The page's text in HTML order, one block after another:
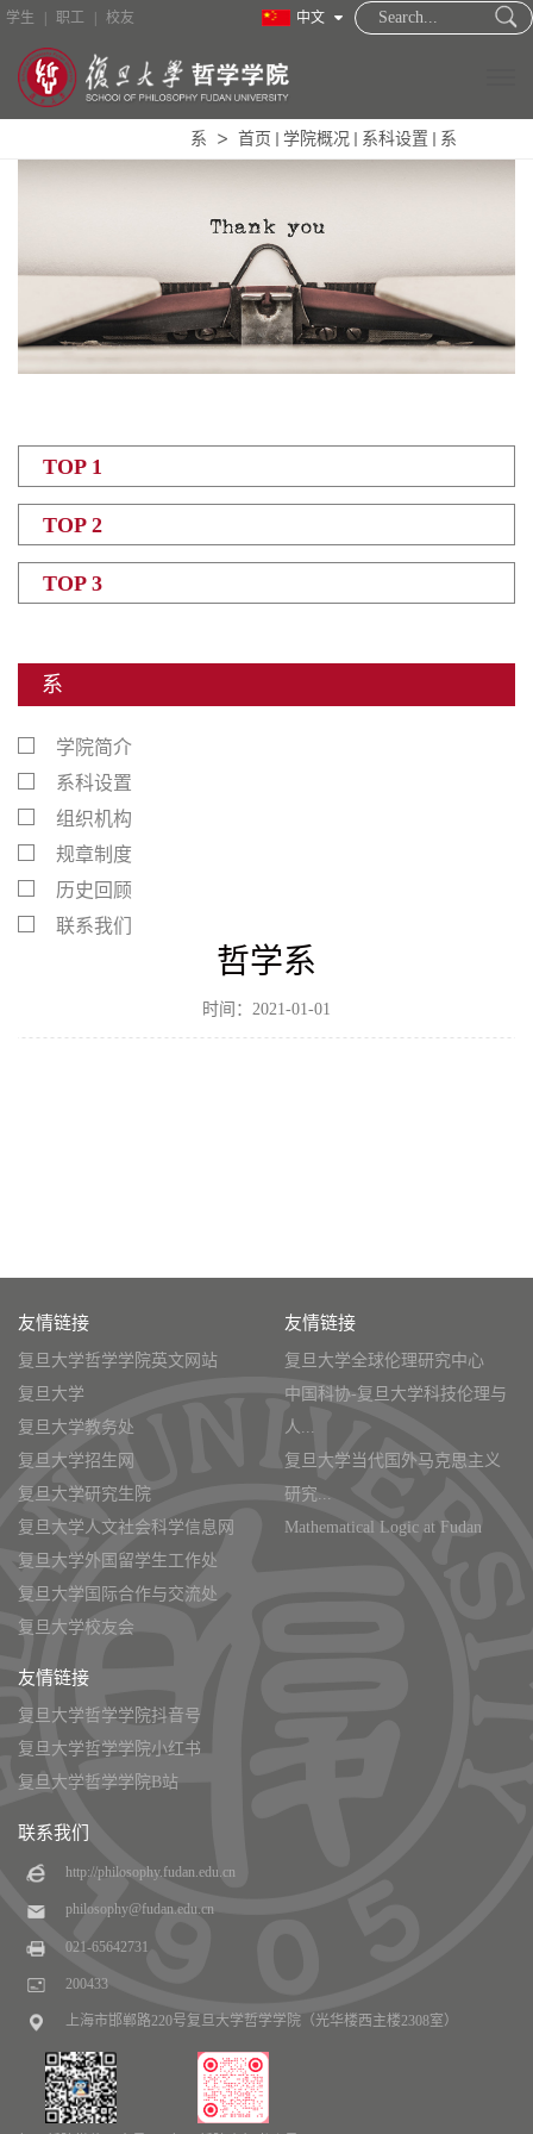
中文
学生 职工 校友
系 首页 学院概况 系科设置 系
TOP 1
TOP 2
TOP 3
系
学院简介
系科设置
组织机构
规章制度
历史回顾
联系我们
哲学系
时间：2021-01-01
友情链接
复旦大学哲学学院英文网站
复旦大学
复旦大学教务处
复旦大学招生网
复旦大学研究生院
复旦大学人文社会科学信息网
复旦大学外国留学生工作处
复旦大学国际合作与交流处
复旦大学校友会
友情链接
复旦大学全球伦理研究中心
中国科协-复旦大学科技伦理与
人...
复旦大学当代国外马克思主义
研究...
Mathematical Logic at Fudan
友情链接
复旦大学哲学学院抖音号
复旦大学哲学学院小红书
复旦大学哲学学院B站
联系我们
http://philosophy.fudan.edu.cn
philosophy@fudan.edu.cn
021-65642731
200433
上海市邯郸路220号复旦大学哲学学院（光华楼西主楼2308室）